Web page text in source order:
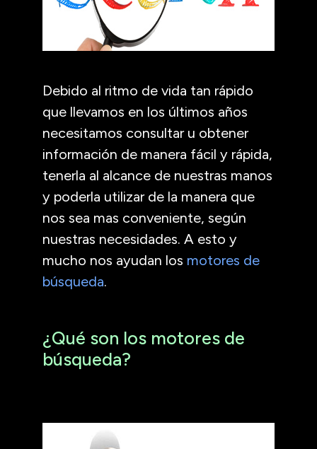
Debido al ritmo de vida tan rápido
que llevamos en los últimos años
necesitamos consultar u obtener
información de manera fácil y rápida,
tenerla al alcance de nuestras manos
y poderla utilizar de la manera que
nos sea mas conveniente, según
nuestras necesidades. A esto y
mucho nos ayudan los motores de
búsqueda.
¿Qué son los motores de
búsqueda?